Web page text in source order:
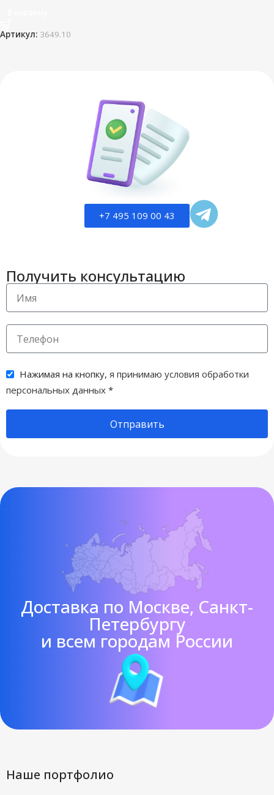
Артикул: 3649.10
+7 495 109 00 43
Получить консультацию
Нажимая на кнопку, я принимаю условия обработки
персональных данных *
Отправить
Доставка по Москве, Санкт-
Петербургу
и всем городам России
Наше портфолио